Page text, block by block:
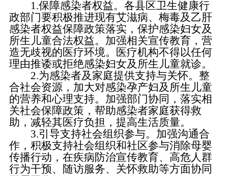
1.保障感染者权益。各县区卫生健康行
政部门要积极推进现有艾滋病、梅毒及乙肝
感染者权益保障政策落实，保护感染妇女及
所生儿童合法权益。加强相关宣传教育，营
造无歧视的医疗环境。医疗机构不得以任何
理由推诿或拒绝感染妇女及所生儿童就诊。
2.为感染者及家庭提供支持与关怀。整
合社会资源，加大对感染孕产妇及所生儿童
的营养和心理支持。加强部门协同，落实相
关社会保障政策，帮助感染者家庭获得救
助，减轻其医疗负担，提高生活质量。
3.引导支持社会组织参与。加强沟通合
作，积极支持社会组织和社区参与消除母婴
传播行动，在疾病防治宣传教育、高危人群
行为干预、随访服务、关怀救助等方面协同